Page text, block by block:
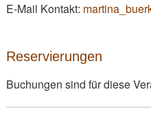
E-Mail Kontakt:
Reservierungen
Buchungen sind für diese